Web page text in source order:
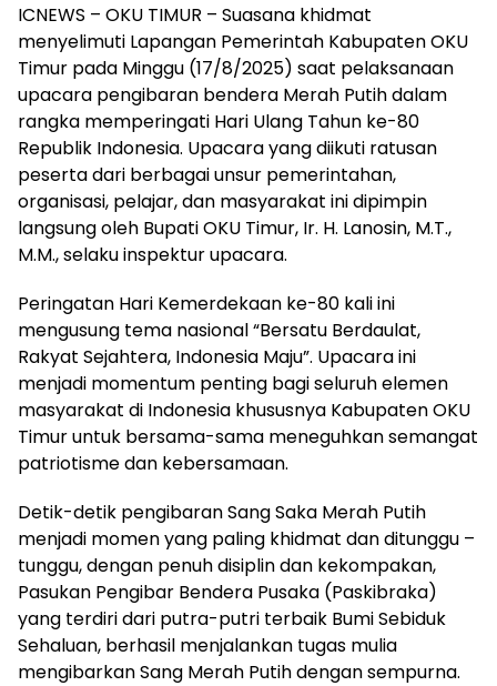
ICNEWS – OKU TIMUR – Suasana khidmat
menyelimuti Lapangan Pemerintah Kabupaten OKU
Timur pada Minggu (17/8/2025) saat pelaksanaan
upacara pengibaran bendera Merah Putih dalam
rangka memperingati Hari Ulang Tahun ke-80
Republik Indonesia. Upacara yang diikuti ratusan
peserta dari berbagai unsur pemerintahan,
organisasi, pelajar, dan masyarakat ini dipimpin
langsung oleh Bupati OKU Timur, Ir. H. Lanosin, M.T.,
M.M., selaku inspektur upacara.
Peringatan Hari Kemerdekaan ke-80 kali ini
mengusung tema nasional “Bersatu Berdaulat,
Rakyat Sejahtera, Indonesia Maju”. Upacara ini
menjadi momentum penting bagi seluruh elemen
masyarakat di Indonesia khususnya Kabupaten OKU
Timur untuk bersama-sama meneguhkan semangat
patriotisme dan kebersamaan.
Detik-detik pengibaran Sang Saka Merah Putih
menjadi momen yang paling khidmat dan ditunggu –
tunggu, dengan penuh disiplin dan kekompakan,
Pasukan Pengibar Bendera Pusaka (Paskibraka)
yang terdiri dari putra-putri terbaik Bumi Sebiduk
Sehaluan, berhasil menjalankan tugas mulia
mengibarkan Sang Merah Putih dengan sempurna.